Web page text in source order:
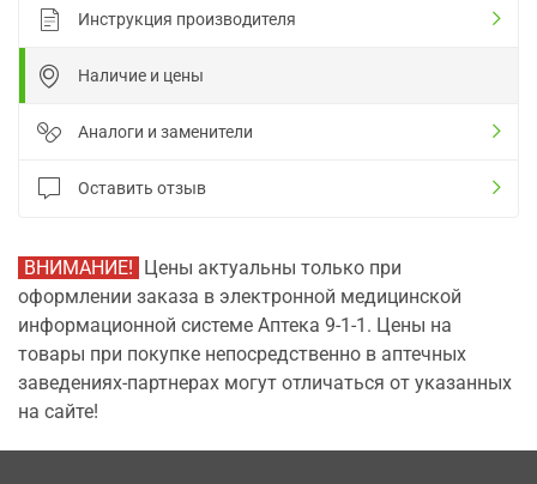
Инструкция производителя
Наличие и цены
Аналоги и заменители
Оставить отзыв
ВНИМАНИЕ! Цены актуальны только при
оформлении заказа в электронной медицинской
информационной системе Аптека 9-1-1. Цены на
товары при покупке непосредственно в аптечных
заведениях-партнерах могут отличаться от указанных
на сайте!